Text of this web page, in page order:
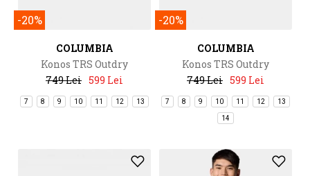
-20%
COLUMBIA
Konos TRS Outdry
749 Lei 599 Lei
7 8 9 10 11 12 13
-20%
COLUMBIA
Konos TRS Outdry
749 Lei 599 Lei
7 8 9 10 11 12 13
14